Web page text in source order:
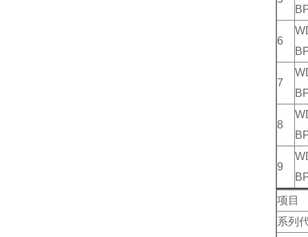
6
7
8
9
项目
系列